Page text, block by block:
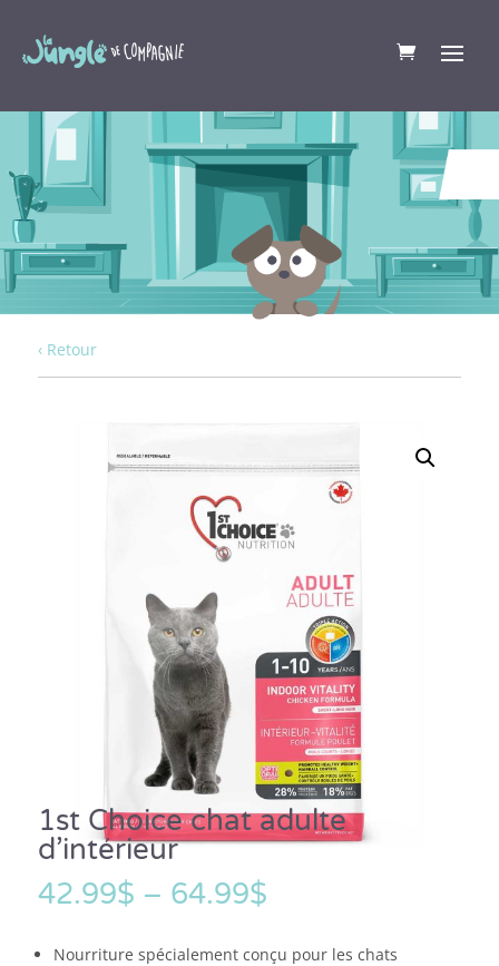
‹ Retour
1st Choice chat adulte
d’intérieur
42.99$ – 64.99$
Nourriture spécialement conçu pour les chats